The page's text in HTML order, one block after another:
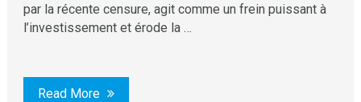
par la récente censure, agit comme un frein puissant à
l’investissement et érode la …
Read More